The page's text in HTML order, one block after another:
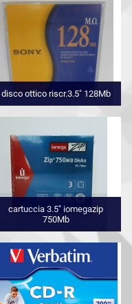
disco ottico riscr.3.5" 128Mb
cartuccia 3.5" iomegazip
750Mb